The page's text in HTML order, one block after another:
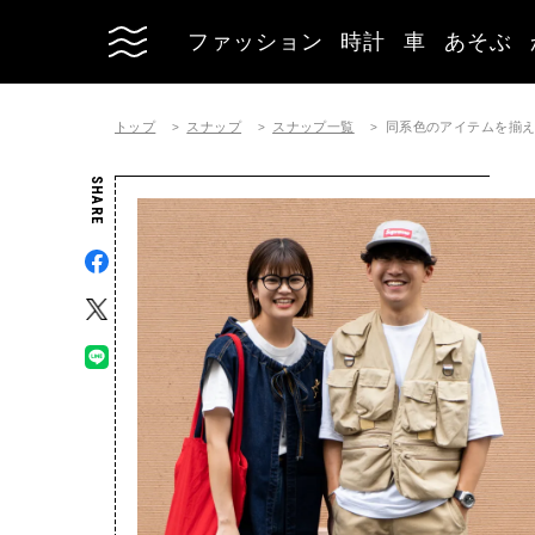
ファッション 時計 車 あそぶ
トップ スナップ スナップ一覧 同系色のアイテムを揃
SHARE